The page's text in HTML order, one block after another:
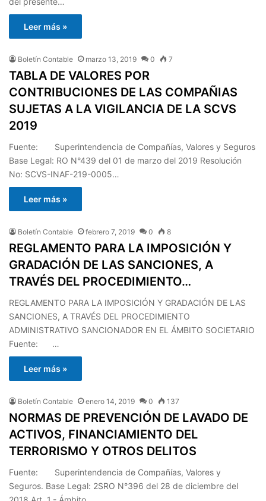
Leer más »
Boletín Contable marzo 13, 2019 0 7
TABLA DE VALORES POR
CONTRIBUCIONES DE LAS COMPAÑIAS
SUJETAS A LA VIGILANCIA DE LA SCVS
2019
Fuente: Superintendencia de Compañías, Valores y Seguros
Base Legal: RO N°439 del 01 de marzo del 2019 Resolución
No: SCVS-INAF-219-0005…
Leer más »
Boletín Contable febrero 7, 2019 0 8
REGLAMENTO PARA LA IMPOSICIÓN Y
GRADACIÓN DE LAS SANCIONES, A
TRAVÉS DEL PROCEDIMIENTO…
REGLAMENTO PARA LA IMPOSICIÓN Y GRADACIÓN DE LAS
SANCIONES, A TRAVÉS DEL PROCEDIMIENTO
ADMINISTRATIVO SANCIONADOR EN EL ÁMBITO SOCIETARIO
Fuente: …
Leer más »
Boletín Contable enero 14, 2019 0 137
NORMAS DE PREVENCIÓN DE LAVADO DE
ACTIVOS, FINANCIAMIENTO DEL
TERRORISMO Y OTROS DELITOS
Fuente: Superintendencia de Compañías, Valores y
Seguros. Base Legal: 2SRO N°396 del 28 de diciembre del